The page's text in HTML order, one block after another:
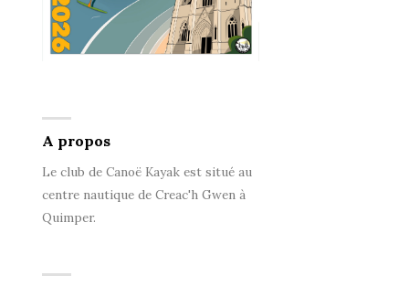
A propos
Le club de Canoë Kayak est situé au
centre nautique de Creac'h Gwen à
Quimper.